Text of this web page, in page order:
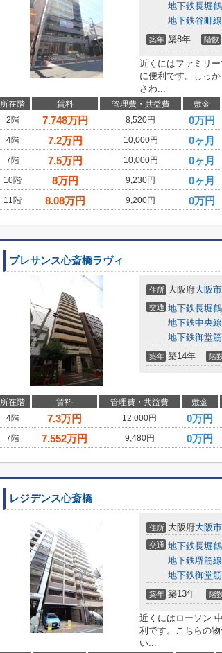
地下鉄長堀
地下鉄谷町線
築年 築8年 階数
近くにはファミリ
に便利です。しっ
さわ...
所在階 賃料 管理費・共益費 敷金
2階
7.748万円 8,520円 0万円
4階
7.2万円 10,000円 0ヶ月
7階
7.5万円 10,000円 0ヶ月
10階
8万円 9,230円 0ヶ月
11階
8.08万円 9,200円 0万円
プレサンス心斎橋ラヴィ
住所 大阪府大阪
交通 地下鉄長堀
地下鉄中央線
地下鉄御堂
築年 築14年 階
所在階 賃料 管理費・共益費 敷金
4階
7.3万円 12,000円 0万円
7階
7.552万円 9,480円 0万円
レジデンス心斎橋
住所 大阪府大阪
交通 地下鉄長堀
地下鉄堺筋線
地下鉄御堂
築年 築13年 階
近くにはローソン
利です。こちらの
い...